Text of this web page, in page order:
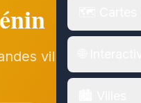
villes de